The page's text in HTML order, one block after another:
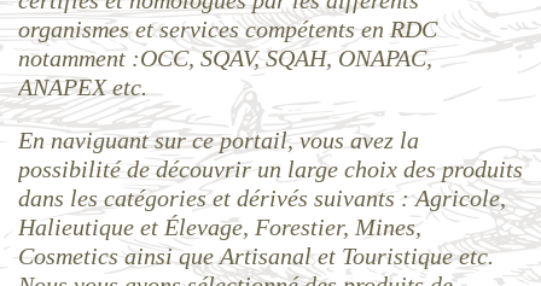
Kinshasa (RDC). Elle offre ainsi, trois possibilités
aux producteurs, entrepreneurs, entreprises,
institutions ainsi qu’aux consommateurs à savoir :
- La promotion et vente des produits d’origine
congolaise des filières agricoles, agro-
alimentaires, agro-industrie et non alimentaires ;
- L’accès d’informations fiables sur le Commerce,
les Expositions Universelles, les Foires et Salons,
les Producteurs, les Produits et Prix, les Marchés